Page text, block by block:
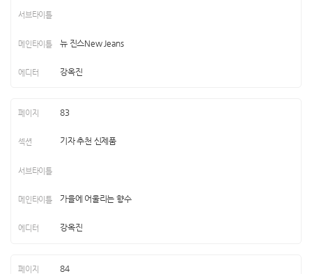
뉴 진스New Jeans
강옥진
83
기자 추천 신제품
가을에 어울리는 향수
강옥진
84